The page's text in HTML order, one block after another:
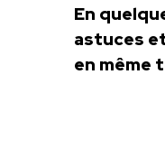
En
astuces
en même